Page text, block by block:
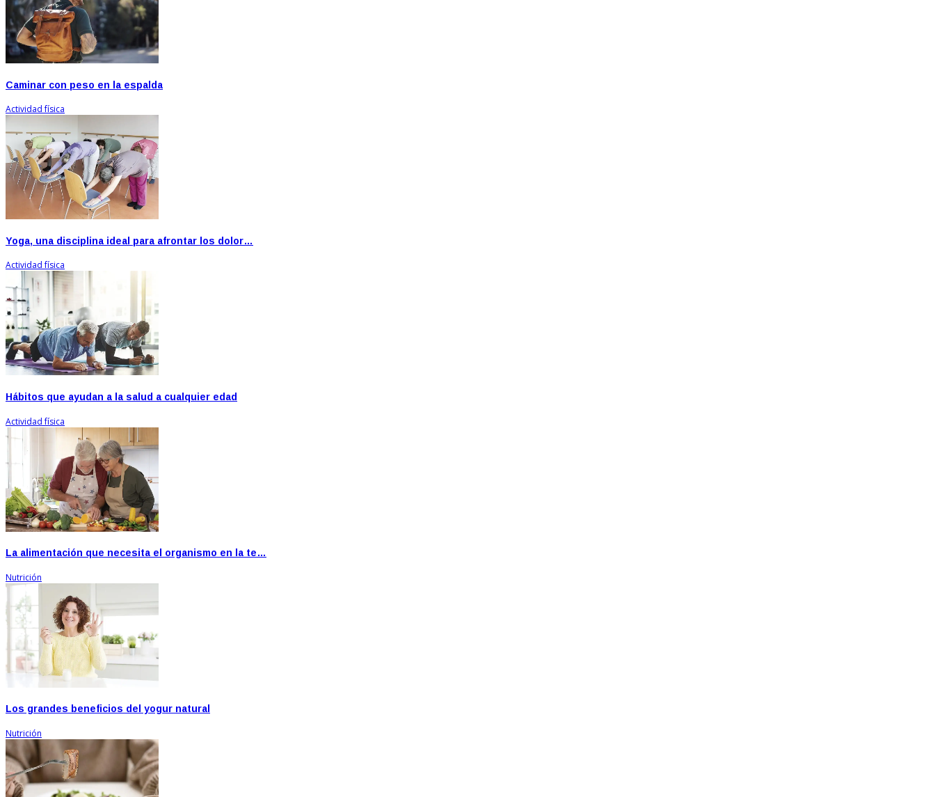
Caminar con peso en la espalda
Actividad física
Yoga, una disciplina ideal para afrontar los dolor…
Actividad física
Hábitos que ayudan a la salud a cualquier edad
Actividad física
La alimentación que necesita el organismo en la te…
Nutrición
Los grandes beneficios del yogur natural
Nutrición